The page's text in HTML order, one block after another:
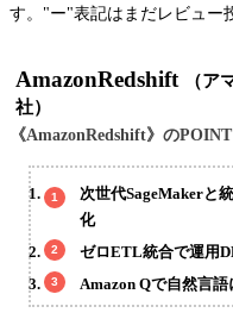
す。"ー"表記はまだレビュー
AmazonRedshift
（ア
社）
《AmazonRedshift》のPOINT
次世代SageMakerと
化
ゼロETL統合で運用
Amazon Qで自然言